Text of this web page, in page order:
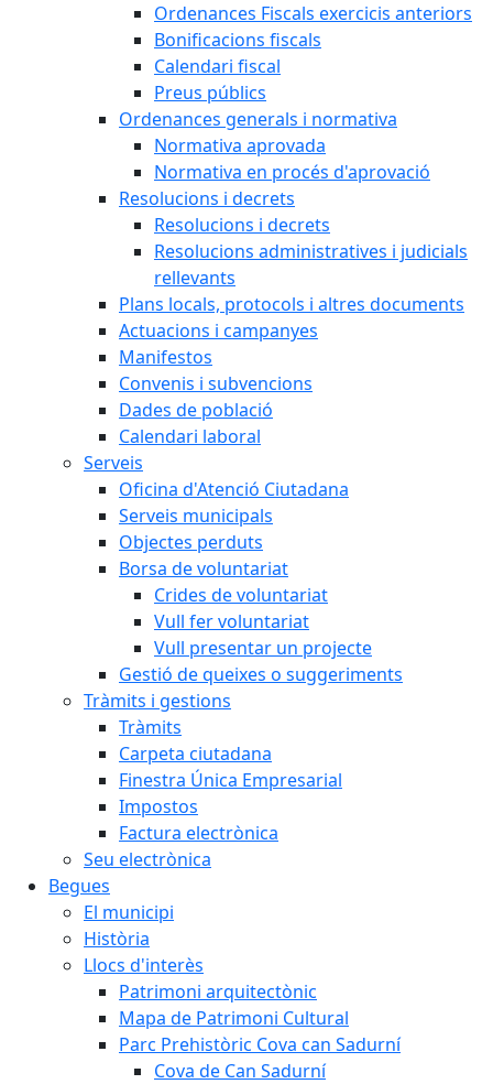
Ordenances Fiscals exercicis anteriors
Bonificacions fiscals
Calendari fiscal
Preus públics
Ordenances generals i normativa
Normativa aprovada
Normativa en procés d'aprovació
Resolucions i decrets
Resolucions i decrets
Resolucions administratives i judicials
rellevants
Plans locals, protocols i altres documents
Actuacions i campanyes
Manifestos
Convenis i subvencions
Dades de població
Calendari laboral
Serveis
Oficina d'Atenció Ciutadana
Serveis municipals
Objectes perduts
Borsa de voluntariat
Crides de voluntariat
Vull fer voluntariat
Vull presentar un projecte
Gestió de queixes o suggeriments
Tràmits i gestions
Tràmits
Carpeta ciutadana
Finestra Única Empresarial
Impostos
Factura electrònica
Seu electrònica
Begues
El municipi
Història
Llocs d'interès
Patrimoni arquitectònic
Mapa de Patrimoni Cultural
Parc Prehistòric Cova can Sadurní
Cova de Can Sadurní